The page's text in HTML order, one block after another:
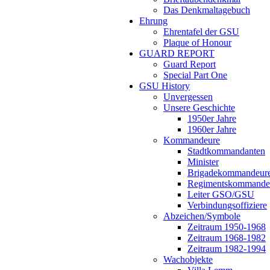
Das Denkmaltagebuch
Ehrung
Ehrentafel der GSU
Plaque of Honour
GUARD REPORT
Guard Report
Special Part One
GSU History
Unvergessen
Unsere Geschichte
1950er Jahre
1960er Jahre
Kommandeure
Stadtkommandanten
Minister
Leiter GSO/GSU
Verbindungsoffiziere
Abzeichen/Symbole
Zeitraum 1950-1968
Zeitraum 1968-1982
Zeitraum 1982-1994
Wachobjekte